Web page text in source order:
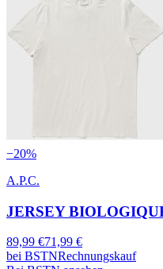
−20%
A.P.C.
JERSEY
89,99 €71,99 €
bei BSTNRechnungskauf